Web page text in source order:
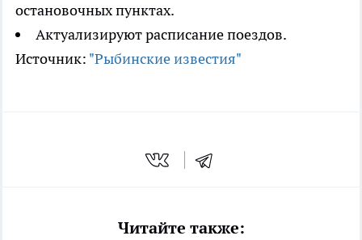
остановочных пунктах.
Актуализируют расписание поездов.
Источник: "Рыбинские известия"
Читайте также: